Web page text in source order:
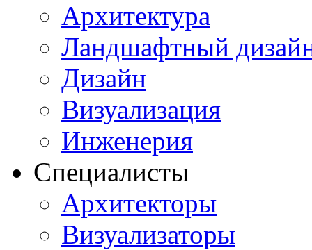
Архитектура
Ландшафтный
Дизайн
Визуализация
Инженерия
Специалисты
Архитекторы
Визуализаторы